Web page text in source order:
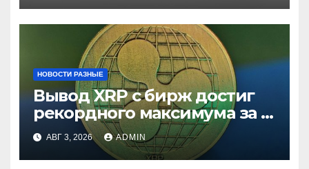
НОВОСТИ РАЗНЫЕ
Вывод XRP с бирж достиг
рекордного максимума за 5
летАВГ 3, 2026 ADMIN